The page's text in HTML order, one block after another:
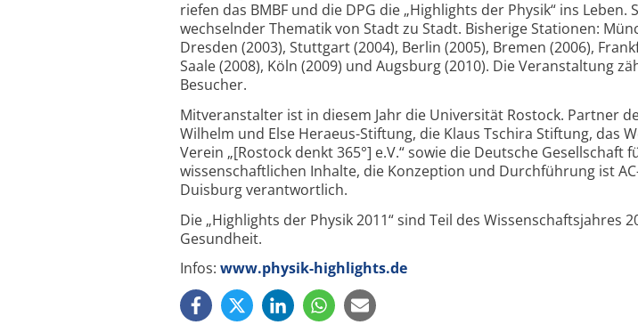
riefen das BMBF und die DPG die „Highlights der Physik“ ins
wechselnder Thematik von Stadt zu Stadt. Bisherige Stationen:
Dresden (2003), Stuttgart (2004), Berlin (2005), Bremen (2006),
Saale (2008), Köln (2009) und Augsburg (2010). Die Veranstaltung
Besucher.
Mitveranstalter ist in diesem Jahr die Universität Rostock. Partner
Wilhelm und Else Heraeus-Stiftung, die Klaus Tschira Stiftung, das
Verein „[Rostock denkt 365°] e.V.“ sowie die Deutsche Gesellschaft
wissenschaftlichen Inhalte, die Konzeption und Durchführung ist
Duisburg verantwortlich.
Die „Highlights der Physik 2011“ sind Teil des Wissenschaftsjahres
Gesundheit.
Infos: www.physik-highlights.de